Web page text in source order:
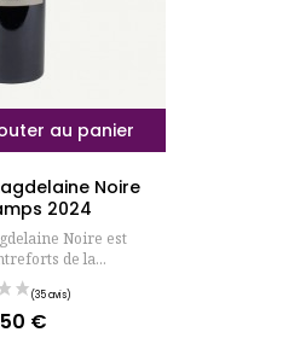
au panier
Noire
2024
Noire est
de la...
€